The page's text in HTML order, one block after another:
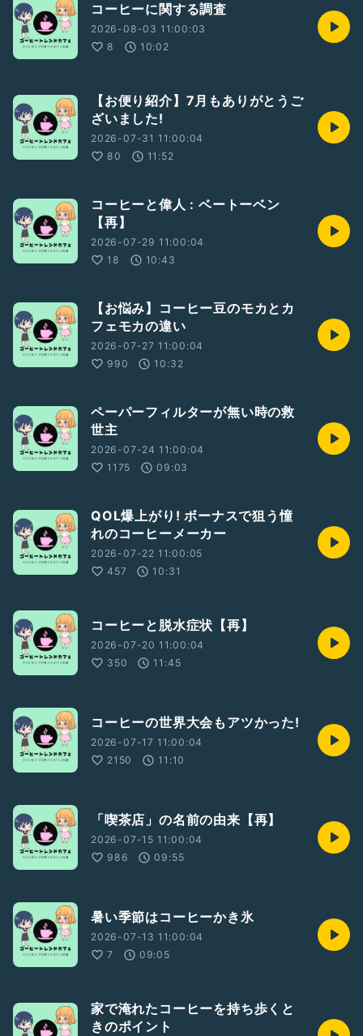
コーヒーに関する調査
2026-08-03 11:00:03
8
10:02
【お便り紹介】7月もありがとうご
ざいました!
2026-07-31 11:00:04
80
11:52
コーヒーと偉人 : ベートーベン
【再】
2026-07-29 11:00:04
18
10:43
【お悩み】コーヒー豆のモカとカ
フェモカの違い
2026-07-27 11:00:04
990
10:32
ペーパーフィルターが無い時の救
世主
2026-07-24 11:00:04
1175
09:03
QOL爆上がり! ボーナスで狙う憧
れのコーヒーメーカー
2026-07-22 11:00:05
457
10:31
コーヒーと脱水症状【再】
2026-07-20 11:00:04
350
11:45
コーヒーの世界大会もアツかった!
2026-07-17 11:00:04
2150
11:10
「喫茶店」の名前の由来【再】
2026-07-15 11:00:04
986
09:55
暑い季節はコーヒーかき氷
2026-07-13 11:00:04
7
09:05
家で淹れたコーヒーを持ち歩くと
きのポイント